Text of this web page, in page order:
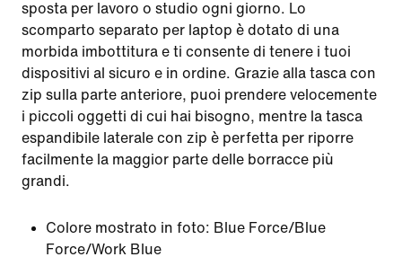
sposta per lavoro o studio ogni giorno. Lo
scomparto separato per laptop è dotato di una
morbida imbottitura e ti consente di tenere i tuoi
dispositivi al sicuro e in ordine. Grazie alla tasca con
zip sulla parte anteriore, puoi prendere velocemente
i piccoli oggetti di cui hai bisogno, mentre la tasca
espandibile laterale con zip è perfetta per riporre
facilmente la maggior parte delle borracce più
grandi.
Colore mostrato in foto: Blue Force/Blue
Force/Work Blue